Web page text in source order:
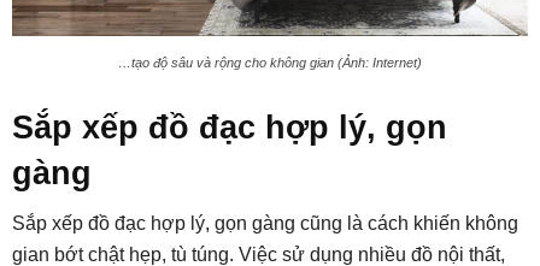
…tạo độ sâu và rộng cho không gian (Ảnh: Internet)
Sắp xếp đồ đạc hợp lý, gọn
gàng
Sắp xếp đồ đạc hợp lý, gọn gàng cũng là cách khiến không
gian bớt chật hẹp, tù túng. Việc sử dụng nhiều đồ nội thất,